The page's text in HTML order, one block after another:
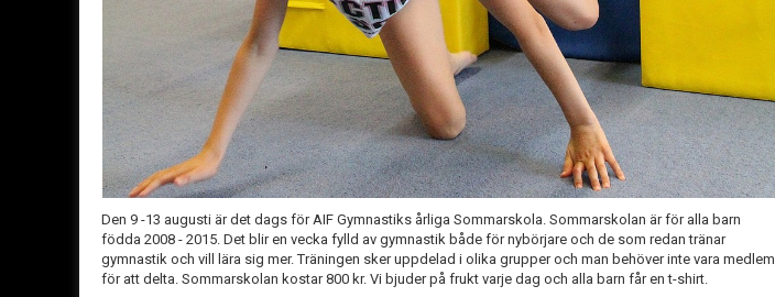
Den 9 -13 augusti är det dags för AIF Gymnastiks årliga Sommarskola. Sommarskolan är för alla barn
födda 2008 - 2015. Det blir en vecka fylld av gymnastik både för nybörjare och de som redan tränar
gymnastik och vill lära sig mer. Träningen sker uppdelad i olika grupper och man behöver inte vara medlem
för att delta. Sommarskolan kostar 800 kr. Vi bjuder på frukt varje dag och alla barn får en t-shirt.